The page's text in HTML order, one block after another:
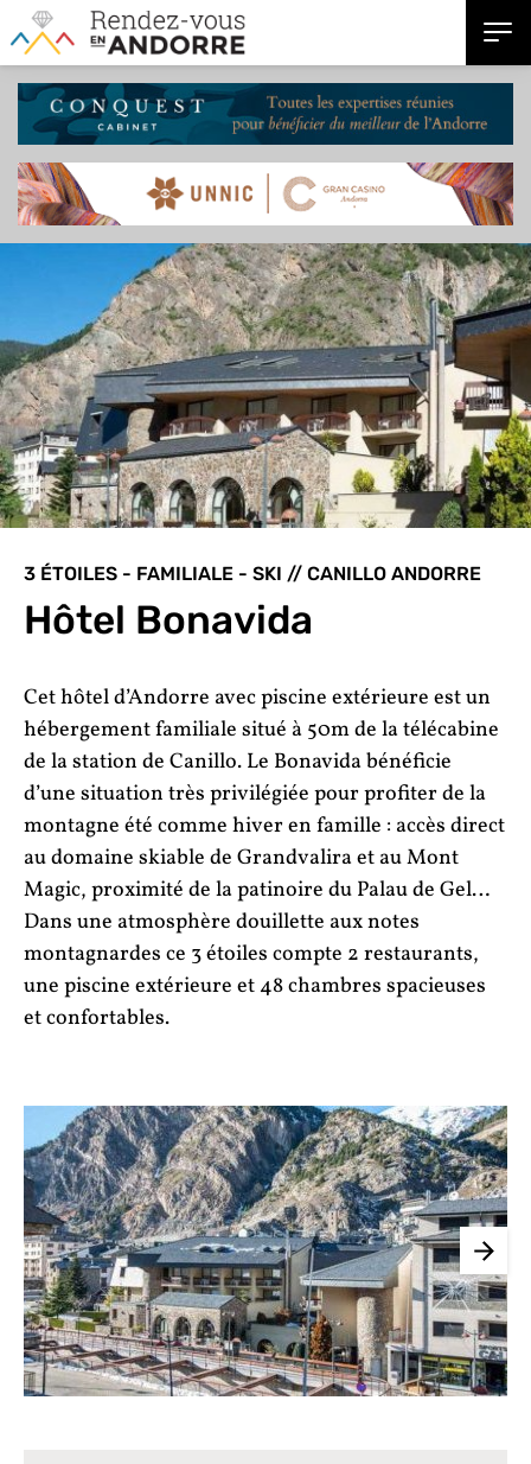
3 ÉTOILES - FAMILIALE - SKI // CANILLO ANDORRE
Hôtel Bonavida
Cet hôtel d’Andorre avec piscine extérieure est un
hébergement familiale situé à 50m de la télécabine
de la station de Canillo. Le Bonavida bénéficie
d’une situation très privilégiée pour profiter de la
montagne été comme hiver en famille : accès direct
au domaine skiable de Grandvalira et au Mont
Magic, proximité de la patinoire du Palau de Gel…
Dans une atmosphère douillette aux notes
montagnardes ce 3 étoiles compte 2 restaurants,
une piscine extérieure et 48 chambres spacieuses
et confortables.